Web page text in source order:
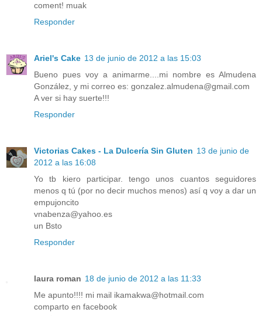
coment! muak
Responder
Ariel's Cake 13 de junio de 2012 a las 15:03
Bueno pues voy a animarme....mi nombre es Almudena
González, y mi correo es: gonzalez.almudena@gmail.com
A ver si hay suerte!!!
Responder
Victorias Cakes - La Dulcería Sin Gluten 13 de junio de
2012 a las 16:08
Yo tb kiero participar. tengo unos cuantos seguidores
menos q tú (por no decir muchos menos) así q voy a dar un
empujoncito
vnabenza@yahoo.es
un Bsto
Responder
laura roman 18 de junio de 2012 a las 11:33
Me apunto!!!! mi mail ikamakwa@hotmail.com
comparto en facebook